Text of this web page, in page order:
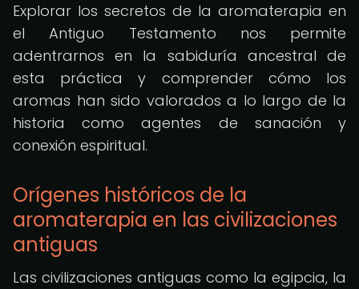
Explorar los secretos de la aromaterapia en
el Antiguo Testamento nos permite
adentrarnos en la sabiduría ancestral de
esta práctica y comprender cómo los
aromas han sido valorados a lo largo de la
historia como agentes de sanación y
conexión espiritual.
Orígenes históricos de la
aromaterapia en las civilizaciones
antiguas
Las civilizaciones antiguas como la egipcia, la